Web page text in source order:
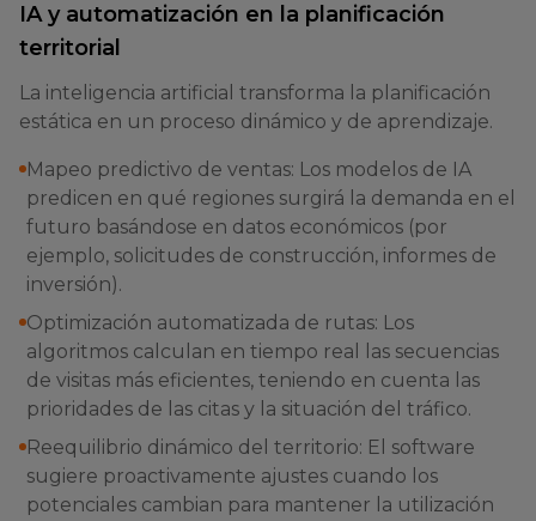
IA y automatización en la planificación
territorial
La inteligencia artificial transforma la planificación
estática en un proceso dinámico y de aprendizaje.
Mapeo predictivo de ventas: Los modelos de IA
predicen en qué regiones surgirá la demanda en el
futuro basándose en datos económicos (por
ejemplo, solicitudes de construcción, informes de
inversión).
Optimización automatizada de rutas: Los
algoritmos calculan en tiempo real las secuencias
de visitas más eficientes, teniendo en cuenta las
prioridades de las citas y la situación del tráfico.
Reequilibrio dinámico del territorio: El software
sugiere proactivamente ajustes cuando los
potenciales cambian para mantener la utilización